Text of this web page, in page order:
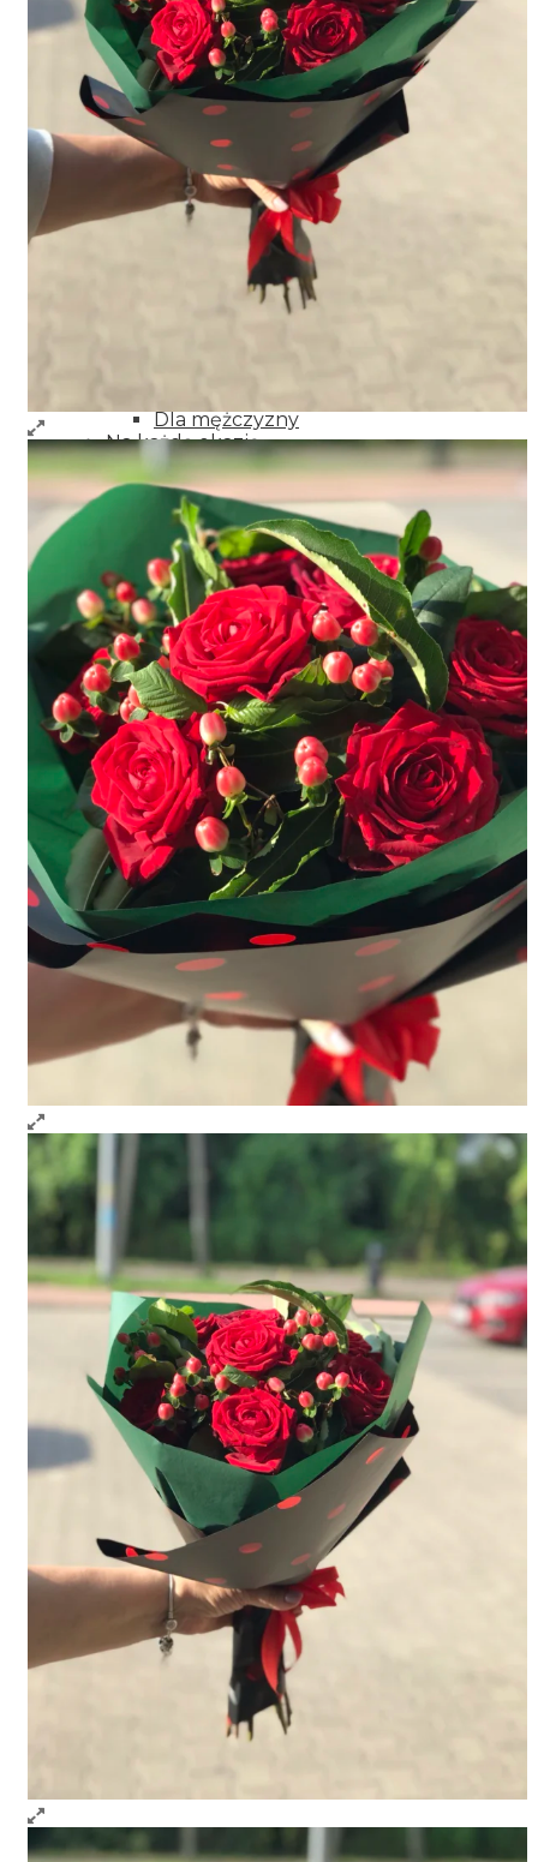
Imieniny
Rocznica
Niespodzianka
Miłość
Kondelencje
Narodziny
Podziękowania
Przeprosiny
Życzenia powrotu do zdrowia
Wianki dekoracyjne
Dodatki do kwiatów
Dla mężczyzny
Na każdą okazję
Kwiaty w koszyku
Bukiety mieszane
Wianki na drzwi
Wieńce i wiąznki pogrzebowe
Kwiaty doniczkowe
Rodzaje kwiatów
Peonii
Eustoma
Róże
Hortensja
Kolorowa gipsówka
Frezja
Storczyki cięte
Lilii
Alstromeria
Goździki
Gerbery
Tulipany
Kolorowa gipsówka
Wiązanki pogrzebowe